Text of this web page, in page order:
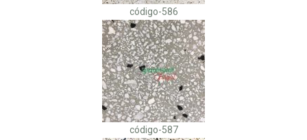
código-586
código-587